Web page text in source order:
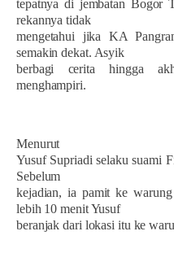
tepatnya di jembatan Bogor
rekannya tidak
mengetahui jika KA
semakin dekat. Asyik
berbagi cerita hingga
menghampiri.
Menurut
Yusuf Supriadi selaku suami
Sebelum
kejadian, ia pamit ke
lebih 10 menit Yusuf
beranjak dari lokasi itu ke